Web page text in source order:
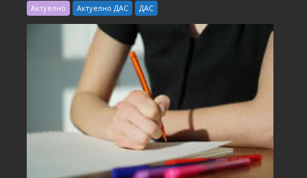
Актуелно Актуелно ДАС ДАС